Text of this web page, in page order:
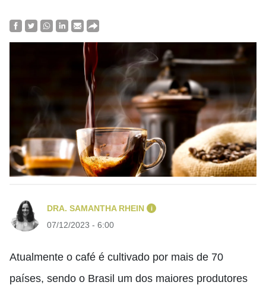
DRA. SAMANTHA RHEIN i
07/12/2023 - 6:00
Atualmente o café é cultivado por mais de 70
países, sendo o Brasil um dos maiores produtores